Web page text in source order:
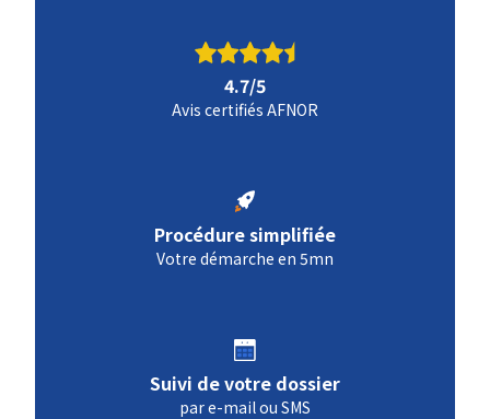
4.7/5
Avis certifiés AFNOR
Procédure simplifiée
Votre démarche en 5mn
Suivi de votre dossier
par e-mail ou SMS